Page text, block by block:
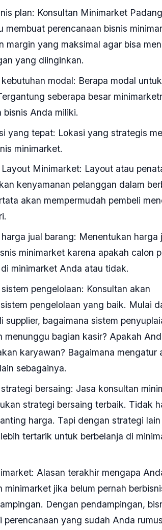
plan: Konsultan Minimarket Padang
membuat perencanaan bisnis
margin yang maksimal agar bisa
yang diinginkan.
modal: Berapa modal
seberapa besar
bisnis Anda miliki.
yang tepat: Lokasi yang strategis
minimarket.
Minimarket: Layout atau
kenyamanan pelanggan dalam
akan mempermudah pembeli
jual barang: Menentukan harga
minimarket karena apakah calon
minimarket Anda atau tidak.
pengelolaan: Konsultan akan
pengelolaan yang baik. Mulai
supplier, bagaimana sistem
menunggu bagian kasir? Apakah
karyawan? Bagaimana mengatur
sebagainya.
bersaing: Jasa konsultan
strategi bersaing terbaik. Tidak
harga. Tapi dengan strategi
tertarik untuk berbelanja di
Alasan terakhir mengapa
minimarket jika belum pernah
Dengan pendampingan,
yang sudah Anda